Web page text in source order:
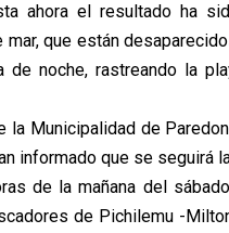
ahora el resultado ha
que están
de noche, rastreando la
la Municipalidad de
informado que se seguirá
de la mañana del
de Pichilemu -